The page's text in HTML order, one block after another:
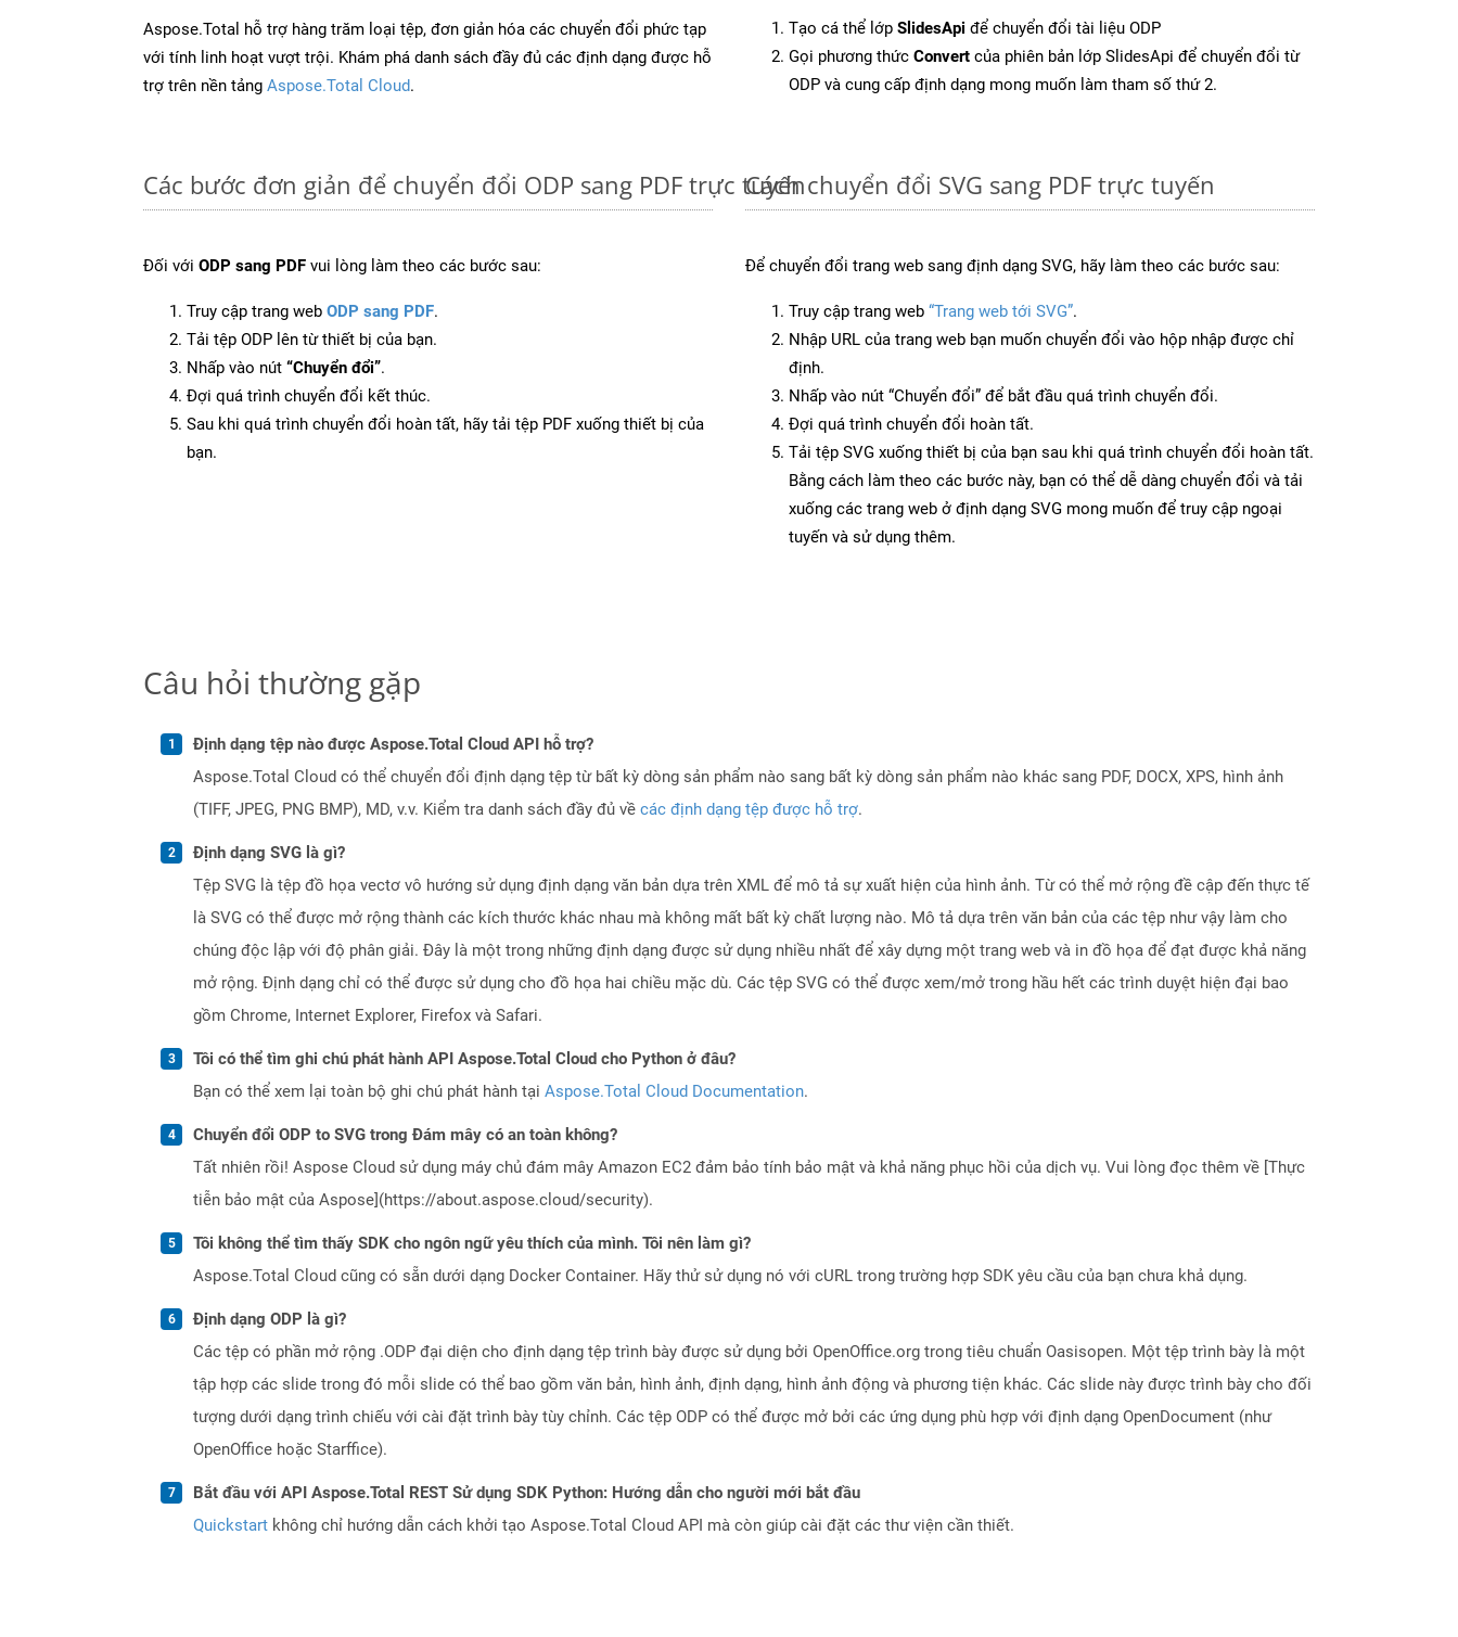
Aspose.Total hỗ trợ hàng trăm loại tệp, đơn giản hóa các chuyển đổi phức tạp
với tính linh hoạt vượt trội. Khám phá danh sách đầy đủ các định dạng được hỗ
trợ trên nền tảng Aspose.Total Cloud.
Tạo cá thể lớp SlidesApi để chuyển đổi tài liệu ODP
Gọi phương thức Convert của phiên bản lớp SlidesApi để chuyển đổi từ
ODP và cung cấp định dạng mong muốn làm tham số thứ 2.
Các bước đơn giản để chuyển đổi ODP sang PDF trực tuyến
Đối với ODP sang PDF vui lòng làm theo các bước sau:
Truy cập trang web ODP sang PDF.
Tải tệp ODP lên từ thiết bị của bạn.
Nhấp vào nút “Chuyển đổi”.
Đợi quá trình chuyển đổi kết thúc.
Sau khi quá trình chuyển đổi hoàn tất, hãy tải tệp PDF xuống thiết bị của
bạn.
Cách chuyển đổi SVG sang PDF trực tuyến
Để chuyển đổi trang web sang định dạng SVG, hãy làm theo các bước sau:
Truy cập trang web “Trang web tới SVG”.
Nhập URL của trang web bạn muốn chuyển đổi vào hộp nhập được chỉ
định.
Nhấp vào nút “Chuyển đổi” để bắt đầu quá trình chuyển đổi.
Đợi quá trình chuyển đổi hoàn tất.
Tải tệp SVG xuống thiết bị của bạn sau khi quá trình chuyển đổi hoàn tất.
Bằng cách làm theo các bước này, bạn có thể dễ dàng chuyển đổi và tải
xuống các trang web ở định dạng SVG mong muốn để truy cập ngoại
tuyến và sử dụng thêm.
Câu hỏi thường gặp
Định dạng tệp nào được Aspose.Total Cloud API hỗ trợ?
Aspose.Total Cloud có thể chuyển đổi định dạng tệp từ bất kỳ dòng sản phẩm nào sang bất kỳ dòng sản phẩm nào khác sang PDF, DOCX, XPS, hình ảnh
(TIFF, JPEG, PNG BMP), MD, v.v. Kiểm tra danh sách đầy đủ về các định dạng tệp được hỗ trợ.
Định dạng SVG là gì?
Tệp SVG là tệp đồ họa vectơ vô hướng sử dụng định dạng văn bản dựa trên XML để mô tả sự xuất hiện của hình ảnh. Từ có thể mở rộng đề cập đến thực tế
là SVG có thể được mở rộng thành các kích thước khác nhau mà không mất bất kỳ chất lượng nào. Mô tả dựa trên văn bản của các tệp như vậy làm cho
chúng độc lập với độ phân giải. Đây là một trong những định dạng được sử dụng nhiều nhất để xây dựng một trang web và in đồ họa để đạt được khả năng
mở rộng. Định dạng chỉ có thể được sử dụng cho đồ họa hai chiều mặc dù. Các tệp SVG có thể được xem/mở trong hầu hết các trình duyệt hiện đại bao
gồm Chrome, Internet Explorer, Firefox và Safari.
Tôi có thể tìm ghi chú phát hành API Aspose.Total Cloud cho Python ở đâu?
Bạn có thể xem lại toàn bộ ghi chú phát hành tại Aspose.Total Cloud Documentation.
Chuyển đổi ODP to SVG trong Đám mây có an toàn không?
Tất nhiên rồi! Aspose Cloud sử dụng máy chủ đám mây Amazon EC2 đảm bảo tính bảo mật và khả năng phục hồi của dịch vụ. Vui lòng đọc thêm về [Thực
tiễn bảo mật của Aspose](https://about.aspose.cloud/security).
Tôi không thể tìm thấy SDK cho ngôn ngữ yêu thích của mình. Tôi nên làm gì?
Aspose.Total Cloud cũng có sẵn dưới dạng Docker Container. Hãy thử sử dụng nó với cURL trong trường hợp SDK yêu cầu của bạn chưa khả dụng.
Định dạng ODP là gì?
Các tệp có phần mở rộng .ODP đại diện cho định dạng tệp trình bày được sử dụng bởi OpenOffice.org trong tiêu chuẩn Oasisopen. Một tệp trình bày là một
tập hợp các slide trong đó mỗi slide có thể bao gồm văn bản, hình ảnh, định dạng, hình ảnh động và phương tiện khác. Các slide này được trình bày cho đối
tượng dưới dạng trình chiếu với cài đặt trình bày tùy chỉnh. Các tệp ODP có thể được mở bởi các ứng dụng phù hợp với định dạng OpenDocument (như
OpenOffice hoặc Starffice).
Bắt đầu với API Aspose.Total REST Sử dụng SDK Python: Hướng dẫn cho người mới bắt đầu
Quickstart không chỉ hướng dẫn cách khởi tạo Aspose.Total Cloud API mà còn giúp cài đặt các thư viện cần thiết.